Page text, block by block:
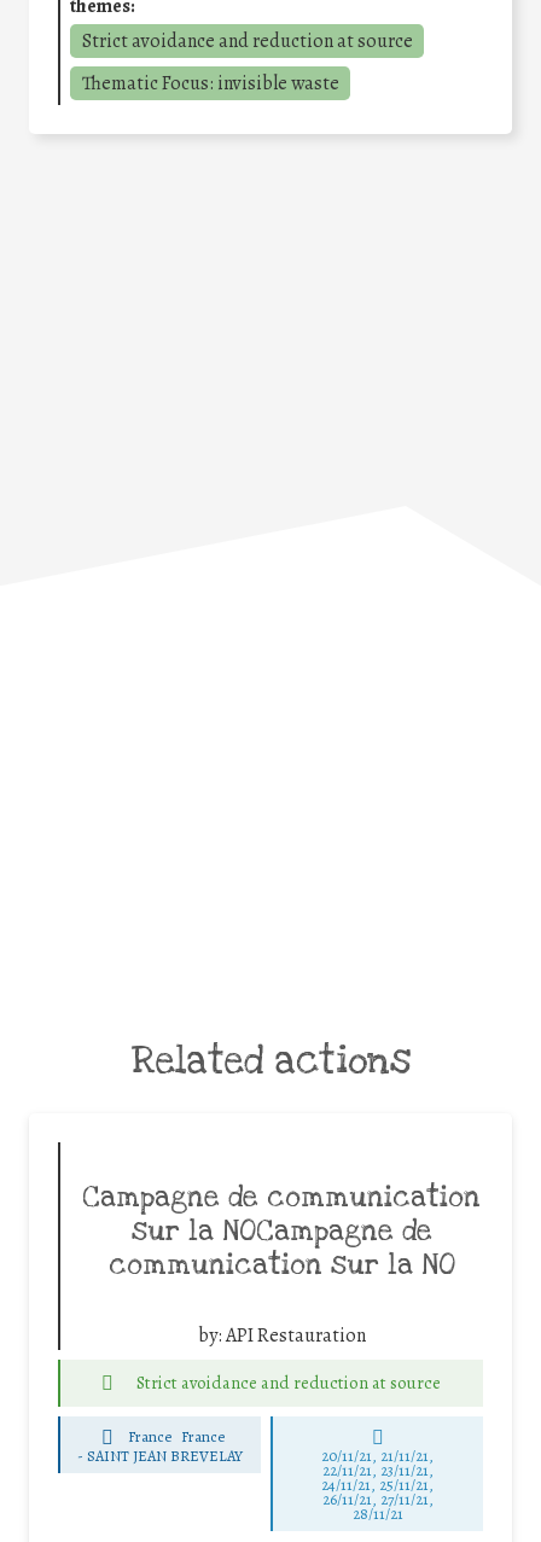
themes:
Strict avoidance and reduction at source
Thematic Focus: invisible waste
Related actions
Campagne de communication
sur la NOCampagne de
communication sur la NO
by:API Restauration
Strict avoidance and reduction at source
France France
-SAINT JEAN BREVELAY 20/11/21, 21/11/21,
22/11/21, 23/11/21,
24/11/21, 25/11/21,
26/11/21, 27/11/21,
28/11/21